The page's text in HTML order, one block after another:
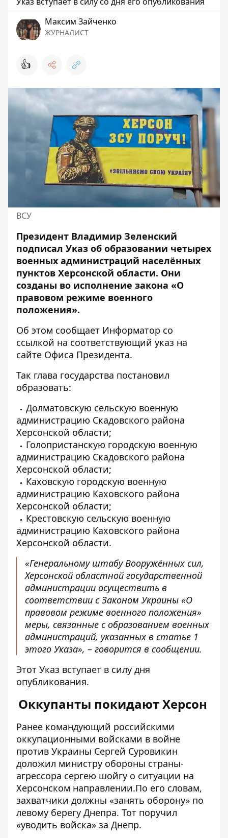
Максим Зайченко
ЖУРНАЛИСТ
👍
ВСУ
Президент Владимир Зеленский
подписал Указ об образовании четырех
военных администраций населённых
пунктов Херсонской области. Они
созданы во исполнение закона «О
правовом режиме военного
положения».
Об этом сообщает Информатор со
ссылкой на соответствующий указ на
сайте Офиса Президента.
Так глава государства постановил
образовать:
Долматовскую сельскую военную
администрацию Скадовского района
Херсонской области;
Голопристанскую городскую военную
администрацию Скадовского района
Херсонской области;
Каховскую городскую военную
администрацию Каховского района
Херсонской области;
Крестовскую сельскую военную
администрацию Каховского района
Херсонской области.
«Генеральному штабу Вооружённых сил,
Херсонской областной государственной
администрации осуществить в
соответствии с Законом Украины «О
правовом режиме военного положения»
меры, связанные с образованием военных
администраций, указанных в статье 1
этого Указа», – говорится в сообщении.
Этот Указ вступает в силу дня
опубликования.
Оккупанты покидают Херсон
Ранее командующий российскими
оккупационными войсками в войне
против Украины Сергей Суровикин
доложил министру обороны страны-
агрессора сергею шойгу о ситуации на
Херсонском направлении.По его словам,
захватчики должны «занять оборону» по
левому берегу Днепра. Тот поручил
«уводить войска» за Днепр.